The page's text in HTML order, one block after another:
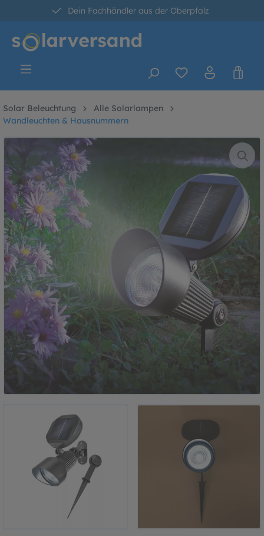
springen
Dein Fachhändler aus der Oberpfalz
30 Tage kostenlose Retoure
Solar Beleuchtung
Alle Solarlampen
Wandleuchten & Hausnummern